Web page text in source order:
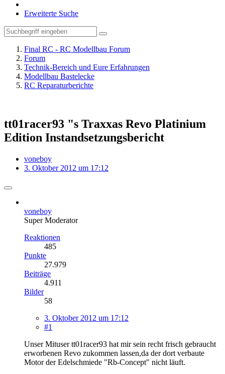
Erweiterte Suche
Final RC - RC Modellbau Forum
Forum
Technik-Bereich und Eure Erfahrungen
Modellbau Bastelecke
RC Reparaturberichte
tt01racer93 "s Traxxas Revo Platinium
Edition Instandsetzungsbericht
voneboy
3. Oktober 2012 um 17:12
voneboy
Super Moderator
Reaktionen
485
Punkte
27.979
Beiträge
4.911
Bilder
58
3. Oktober 2012 um 17:12
#1
Unser Mituser tt01racer93 hat mir sein recht frisch gebraucht
erworbenen Revo zukommen lassen,da der dort verbaute
Motor der Edelschmiede "Rb-Concept" nicht läuft.